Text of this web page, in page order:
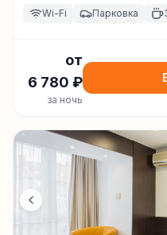
Wi-Fi Парковка
от
6 780 ₽
за ночь